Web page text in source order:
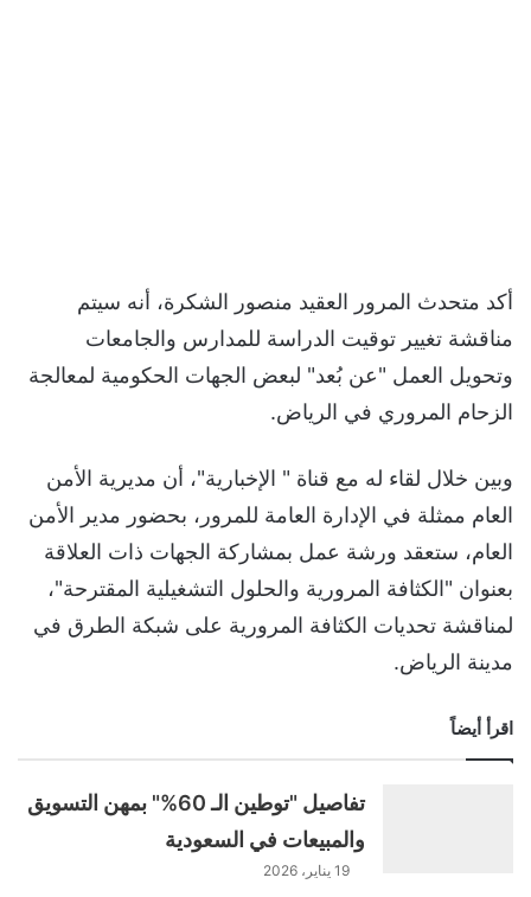
أكد متحدث المرور العقيد منصور الشكرة، أنه سيتم
مناقشة تغيير توقيت الدراسة للمدارس والجامعات
وتحويل العمل "عن بُعد" لبعض الجهات الحكومية لمعالجة
الزحام المروري في الرياض.
وبين خلال لقاء له مع قناة " الإخبارية"، أن مديرية الأمن
العام ممثلة في الإدارة العامة للمرور، بحضور مدير الأمن
العام، ستعقد ورشة عمل بمشاركة الجهات ذات العلاقة
بعنوان "الكثافة المرورية والحلول التشغيلية المقترحة"،
لمناقشة تحديات الكثافة المرورية على شبكة الطرق في
مدينة الرياض.
اقرأ أيضاً
تفاصيل "توطين الـ 60%" بمهن التسويق
والمبيعات في السعودية
19 يناير، 2026